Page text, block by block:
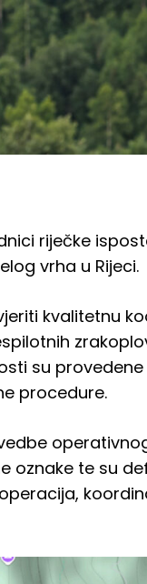
riječke
vrha u Rijeci.
kvalitetnu
su
procedure.
oznake te su